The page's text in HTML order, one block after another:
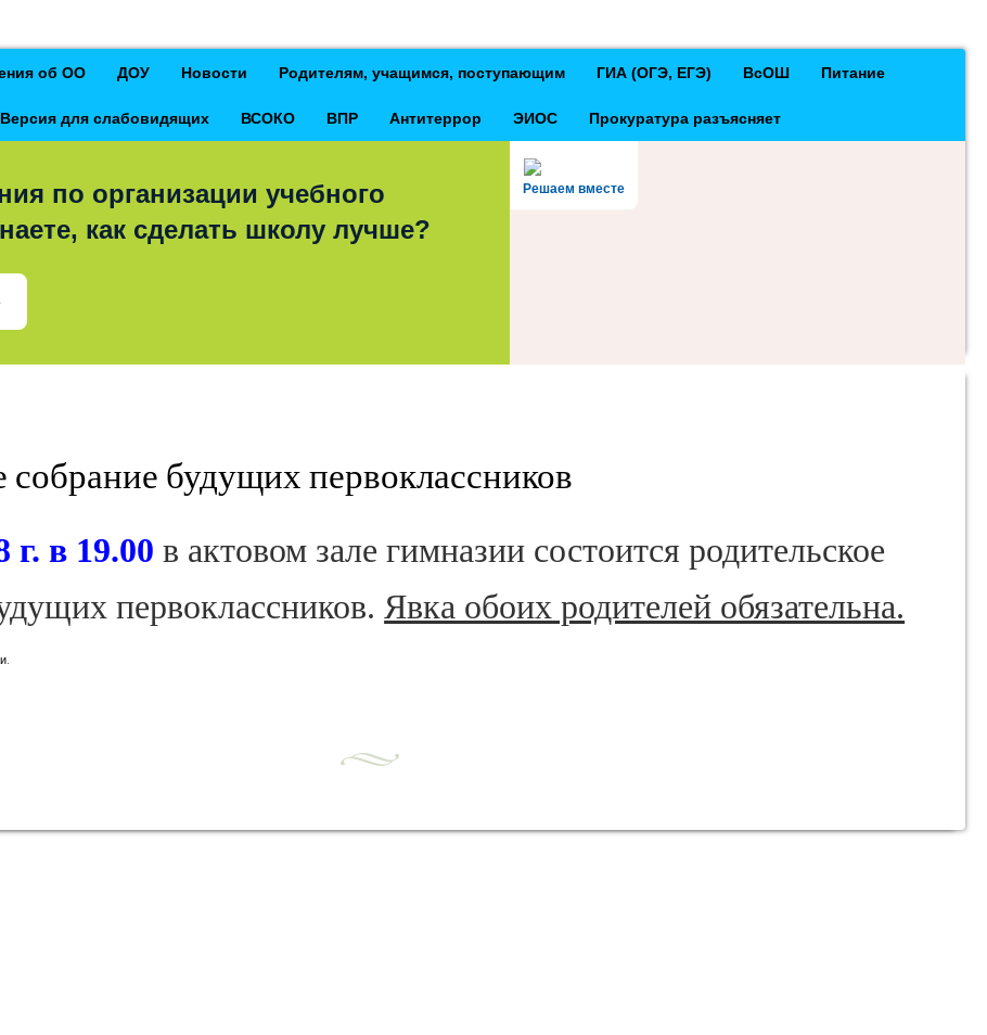
об ОО ДОУ Новости Родителям, учащимся, поступающим ГИА (ОГЭ, ЕГЭ) ВсОШ Питание
Версия для слабовидящих ВСОКО ВПР Антитеррор ЭИОС Прокуратура разъясняет
Решаем вместе
по организации учебного
как сделать школу лучше?
собрание будущих первоклассников
г. в 19.00 в актовом зале гимназии состоится родительское
первоклассников. Явка обоих родителей обязательна.
.